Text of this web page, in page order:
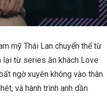
mỹ Thái Lan chuyển thể từ
lại từ series ăn khách Love
ngờ xuyên không vào thân
và hành trình anh dần